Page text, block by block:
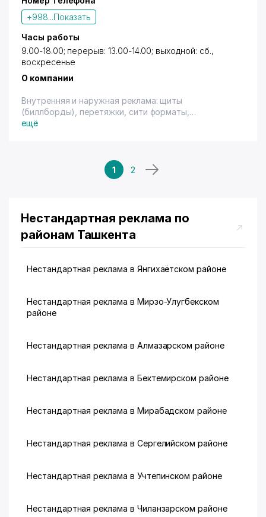
+998...Показать
Часы работы
9.00-18.00; перерыв: 13.00-14.00; выходной: сб.,
воскресенье
О компании
Внутренняя и наружная реклама: щиты
(биллборды), перетяжки, сити форматы,
нестандартная реклама, брэндмауэры, крышные
Компьютерные услуги.
ещё
1 2
Нестандартная реклама по
районам Ташкента
Нестандартная реклама в Янгихаётском районе
Нестандартная реклама в Мирзо-Улугбекском
районе
Нестандартная реклама в Алмазарском районе
Нестандартная реклама в Бектемирском районе
Нестандартная реклама в Мирабадском районе
Нестандартная реклама в Сергелийском районе
Нестандартная реклама в Учтепинском районе
Нестандартная реклама в Чиланзарском районе